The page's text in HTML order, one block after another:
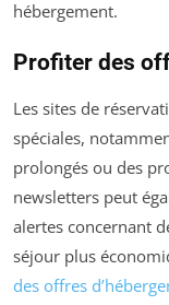
hébergement.
Profiter des
Les sites de
spéciales,
prolongés ou des
newsletters peut
alertes concernant
séjour plus
des offres